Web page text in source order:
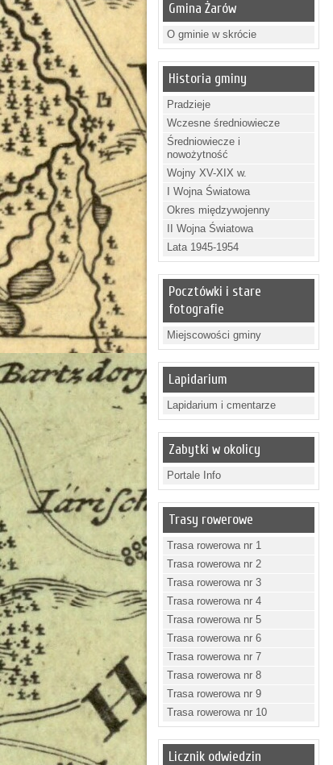
Gmina Żarów
O gminie w skrócie
Historia gminy
Pradzieje
Wczesne średniowiecze
Średniowiecze i
nowożytność
Wojny XV-XIX w.
I Wojna Światowa
Okres międzywojenny
II Wojna Światowa
Lata 1945-1954
Pocztówki i stare
fotografie
Miejscowości gminy
Lapidarium
Lapidarium i cmentarze
Zabytki w okolicy
Portale Info
Trasy rowerowe
Trasa rowerowa nr 1
Trasa rowerowa nr 2
Trasa rowerowa nr 3
Trasa rowerowa nr 4
Trasa rowerowa nr 5
Trasa rowerowa nr 6
Trasa rowerowa nr 7
Trasa rowerowa nr 8
Trasa rowerowa nr 9
Trasa rowerowa nr 10
Licznik odwiedzin